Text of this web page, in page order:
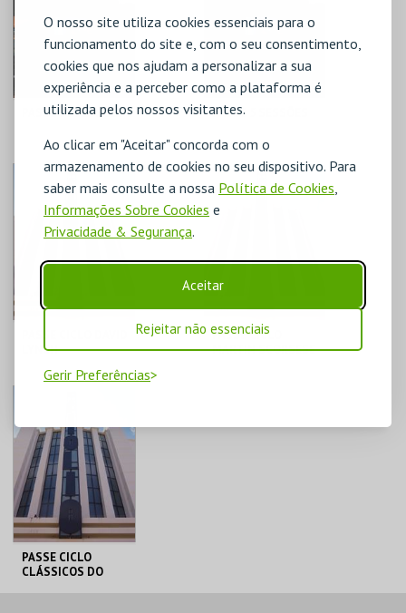
O nosso site utiliza cookies essenciais para o
funcionamento do site e, com o seu consentimento,
cookies que nos ajudam a personalizar a sua
experiência e a perceber como a plataforma é
utilizada pelos nossos visitantes.
Ao clicar em "Aceitar" concorda com o
armazenamento de cookies no seu dispositivo. Para
saber mais consulte a nossa Política de Cookies
Informações Sobre Cookies e
Privacidade & Segurança.
Aceitar
Rejeitar não essenciais
Gerir Preferências
PASSE 10 SESSÕES
CAPITÓLIO.
AQUISIÇÃO
MAIS INFO
COMPRAR
PASSE 5 SESSÕES
CAPITÓLIO.
AQUISIÇÃO
COMPRAR
LYNCH
CAPITÓLIO.
MAIS INFO
COMPRAR
PASSE CICLO
MARTIN SCORSESE
PASSE CICLO
CLÁSSICOS DO